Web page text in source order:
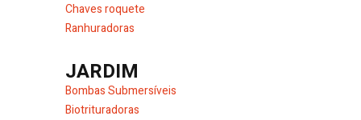
Chaves roquete
Ranhuradoras
JARDIM
Bombas Submersíveis
Biotrituradoras